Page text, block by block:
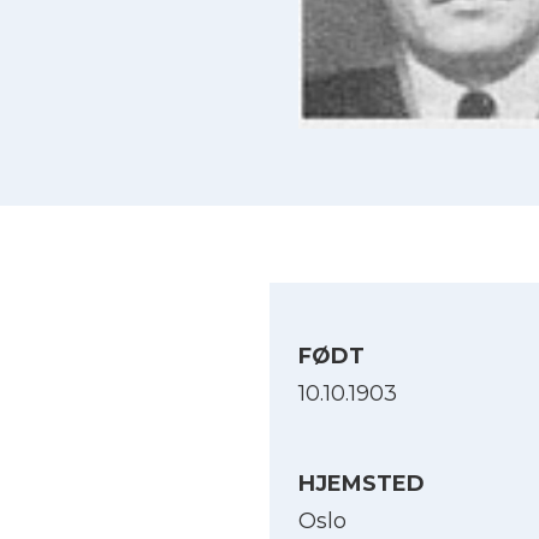
FØDT
10.10.1903
HJEMSTED
Oslo